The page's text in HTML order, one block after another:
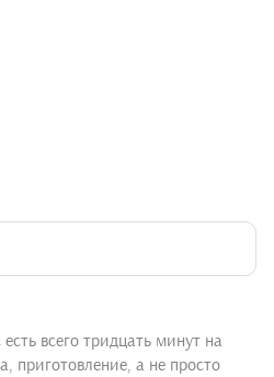
всего тридцать минут на
приготовление, а не просто